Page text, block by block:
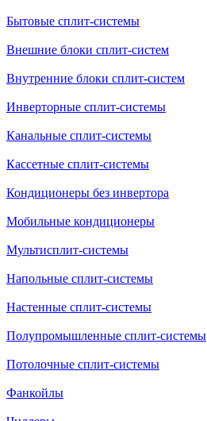
Бытовые сплит-системы
Внешние блоки сплит-систем
Внутренние блоки сплит-систем
Инверторные сплит-системы
Канальные сплит-системы
Кассетные сплит-системы
Кондиционеры без инвертора
Мобильные кондиционеры
Мультисплит-системы
Напольные сплит-системы
Настенные сплит-системы
Полупромышленные сплит-системы
Потолочные сплит-системы
Фанкойлы